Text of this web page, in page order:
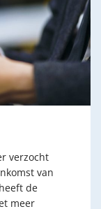
verzocht
van
de
meer